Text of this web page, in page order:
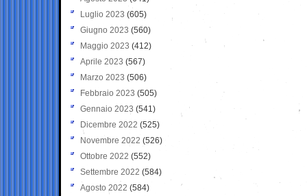
Luglio 2023 (605)
Giugno 2023 (560)
Maggio 2023 (412)
Aprile 2023 (567)
Marzo 2023 (506)
Febbraio 2023 (505)
Gennaio 2023 (541)
Dicembre 2022 (525)
Novembre 2022 (526)
Ottobre 2022 (552)
Settembre 2022 (584)
Agosto 2022 (584)